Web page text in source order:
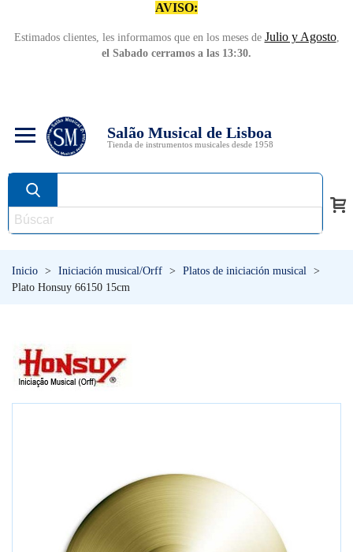
AVISO:
Estimados clientes, les informamos que en los meses de Julio y Agosto,
el Sabado cerramos a las 13:30.
Salão Musical de Lisboa
Tienda de instrumentos musicales desde 1958
Inicio > Iniciación musical/Orff > Platos de iniciación musical >
Plato Honsuy 66150 15cm